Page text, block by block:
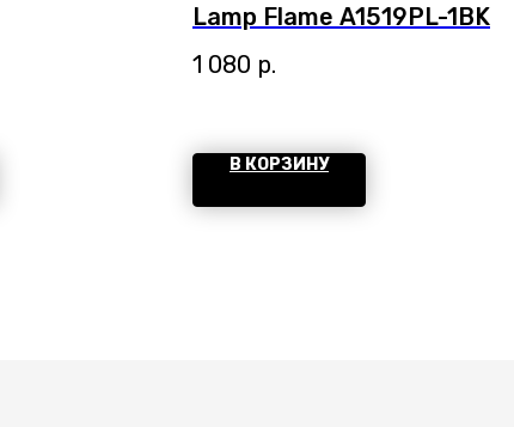
Lamp Flame A1519PL-1BK
1 080 р.
В КОРЗИНУ